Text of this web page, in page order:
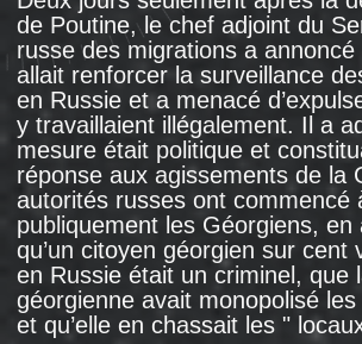
En 2002, la Russiea commencéà délivrer
passeports aux habitants d’Abkhazie dans
le cadre d’une procédure simplifiée, puis
la citoyenneté russe, ainsi que des retraites
et autres prestations sociales russes. En
presque toute la population adulte de la
république non reconnue a reçu le droit à une
protection "russe. Le président géorgien de
l'époque, Edouard Chevardnadze, avait
cette mesure d'" annexion dissimulée ".
Les relations entre les deux pays se sont
encore plus détériorées après la " révolution
des roses " à Tbilissi, qui fut la première
révolution de couleur réussie dans l’espace
post-soviétique, et qui a porté Mikheil
Saakachvili au pouvoir en Géorgie. Celui-ci a
proclamé
son intention de restaurer l’intégrité
de la Géorgie et, en 2004, a envoyé des